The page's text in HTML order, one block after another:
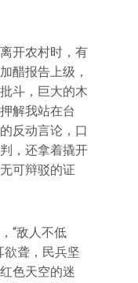
开农村时，有
醋报告上级，
斗，巨大的木
解我站在台
反动言论，口
，还拿着撬开
可辩驳的证
“敌人不低
欲聋，民兵坚
色天空的迷